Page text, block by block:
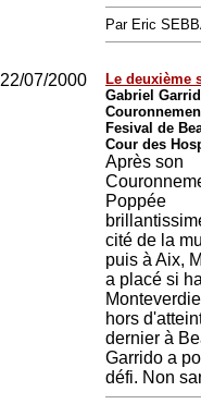
Par Eric
22/07/2000
Le deuxième
Gabriel
Fesival de
Cour des
Après son
Poppée
cité de la
puis à Aix,
a placé si
hors
dernier à
Garrido a
défi. Non